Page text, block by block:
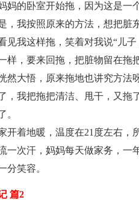
妈的卧室开始拖，因为这是一
，我按照原来的方法，想把脏
见我这样拖，笑着对我说“儿
样，要来回拖，把脏物留在拖
然大悟，原来拖地也讲究方法
，我把拖把清洁、甩干，又拖
。
开着地暖，温度在21度左右
一次汗，妈妈每天做家务，一
分笑容。
篇2